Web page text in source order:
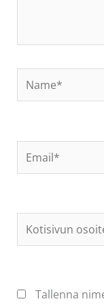
Name*
Email*
Kotisivun
osoite
Tallenna